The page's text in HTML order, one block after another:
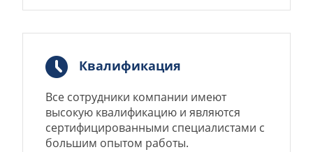
Квалификация
Все сотрудники компании имеют
высокую квалификацию и являются
сертифицированными специалистами с
большим опытом работы.